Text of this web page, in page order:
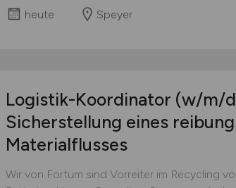
heute Speyer
Logistik-Koordinator (w/m/
Sicherstellung eines
Materialflusses
Wir von Fortum sind Vorreiter im Recycling